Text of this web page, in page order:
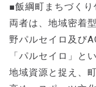
■飯綱町まちづく
両者は、地域密着
野パルセイロ及び
「パルセイロ」と
地域資源と捉え、